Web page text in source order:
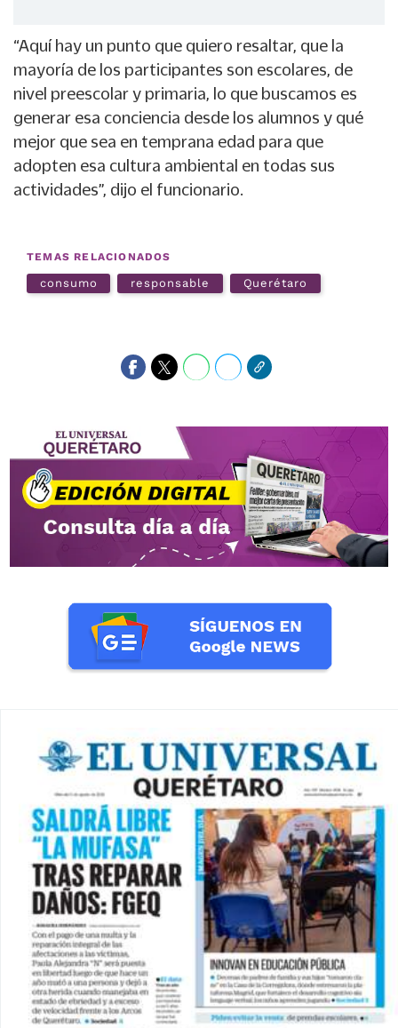
“Aquí hay un punto que quiero resaltar, que la
mayoría de los participantes son escolares, de
nivel preescolar y primaria, lo que buscamos es
generar esa conciencia desde los alumnos y qué
mejor que sea en temprana edad para que
adopten esa cultura ambiental en todas sus
actividades”, dijo el funcionario.
TEMAS RELACIONADOS
consumo responsable Querétaro